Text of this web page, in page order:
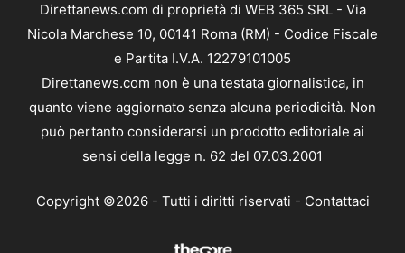
Direttanews.com di proprietà di WEB 365 SRL - Via
Nicola Marchese 10, 00141 Roma (RM) - Codice Fiscale
e Partita I.V.A. 12279101005
Direttanews.com non è una testata giornalistica, in
quanto viene aggiornato senza alcuna periodicità. Non
può pertanto considerarsi un prodotto editoriale ai
sensi della legge n. 62 del 07.03.2001
Copyright ©2026 - Tutti i diritti riservati - Contattaci